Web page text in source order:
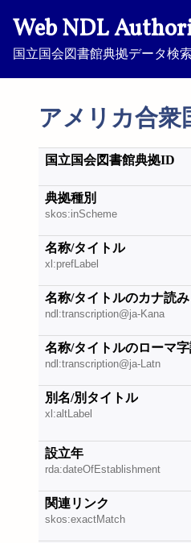
Web NDL
国立国会図書館典拠データ検
アメリカ合衆
国立国会図書館典拠ID
典拠種別
skos:inScheme
名称/タイトル
xl:prefLabel
名称/タイトルのカナ読み
ndl:transcription@ja-Kana
名称/タイトルのローマ
ndl:transcription@ja-Latn
別名/別タイトル
xl:altLabel
設立年
rda:dateOfEstablishment
関連リンク
skos:exactMatch